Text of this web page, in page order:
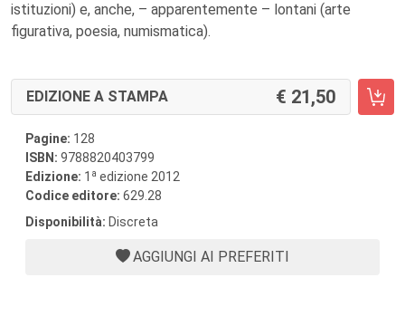
istituzioni) e, anche, – apparentemente – lontani (arte
figurativa, poesia, numismatica).
EDIZIONE A STAMPA 21,50
Pagine: 128
ISBN: 9788820403799
Edizione: 1 a edizione 2012
Codice editore: 629.28
Disponibilità: Discreta
AGGIUNGI AI PREFERITI